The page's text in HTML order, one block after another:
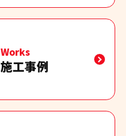
Works
施工事例